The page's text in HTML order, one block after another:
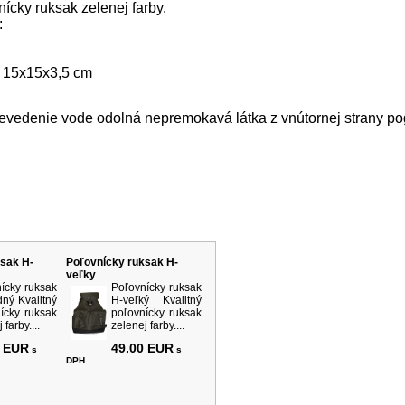
ruksak zelenej farby.
cm
vode odolná nepremokavá látka z vnútornej strany
H-
ruksak
Kvalitný
ruksak
farby....
s
Poľovnícky ruksak H-
veľky
Poľovnícky ruksak
H-veľký Kvalitný
poľovnícky ruksak
zelenej farby....
49.00 EUR s
DPH